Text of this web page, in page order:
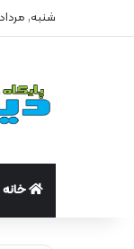
شنبه, مرداد ۱۷ ۱۴۰۵
خانه